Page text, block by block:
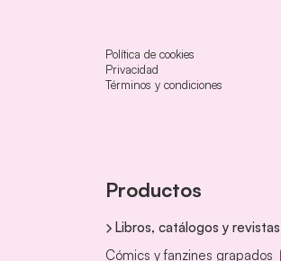
Política de cookies
Privacidad
Términos y condiciones
Productos
Libros, catálogos y revistas
Cómics y fanzines grapados